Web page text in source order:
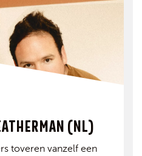
(NL)
toveren vanzelf een